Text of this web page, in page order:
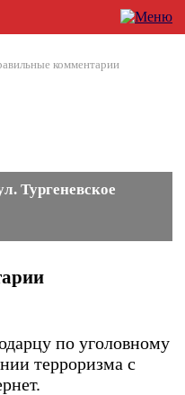
комментарии
Тургеневское
по уголовному
терроризма с